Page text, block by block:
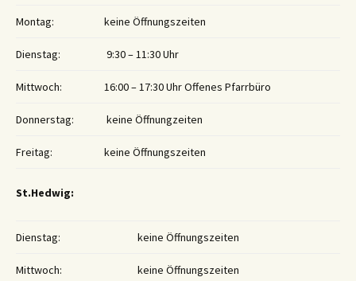
Montag: keine Öffnungszeiten
Dienstag: 9:30 – 11:30 Uhr
Mittwoch: 16:00 – 17:30 Uhr Offenes Pfarrbüro
Donnerstag: keine Öffnungzeiten
Freitag: keine Öffnungszeiten
St.Hedwig:
Dienstag: keine Öffnungszeiten
Mittwoch: keine Öffnungszeiten